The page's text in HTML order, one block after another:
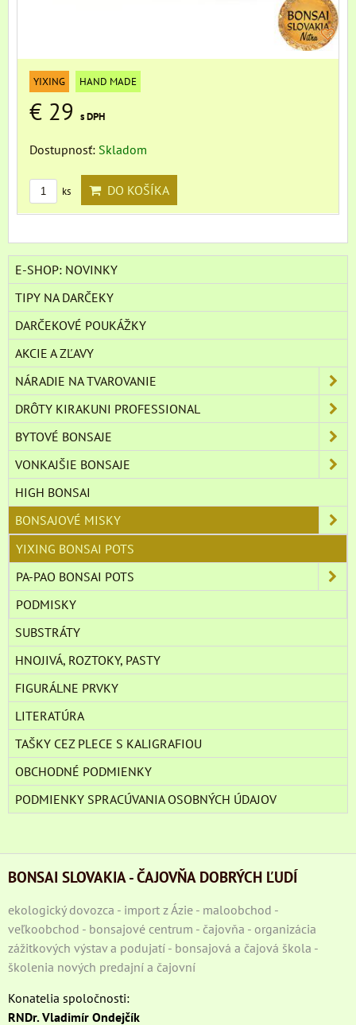
YIXING HAND MADE
€ 29 s DPH
Dostupnosť: Skladom
ks DO KOŠÍKA
E-SHOP: NOVINKY
TIPY NA DARČEKY
DARČEKOVÉ POUKÁŽKY
AKCIE A ZĽAVY
NÁRADIE NA TVAROVANIE
DRÔTY KIRAKUNI PROFESSIONAL
BYTOVÉ BONSAJE
VONKAJŠIE BONSAJE
HIGH BONSAI
BONSAJOVÉ MISKY
YIXING BONSAI POTS
PA-PAO BONSAI POTS
PODMISKY
SUBSTRÁTY
HNOJIVÁ, ROZTOKY, PASTY
FIGURÁLNE PRVKY
LITERATÚRA
TAŠKY CEZ PLECE S KALIGRAFIOU
OBCHODNÉ PODMIENKY
PODMIENKY SPRACÚVANIA OSOBNÝCH ÚDAJOV
BONSAI SLOVAKIA - ČAJOVŇA DOBRÝCH ĽUDÍ
ekologický dovozca - import z Ázie - maloobchod -
veľkoobchod - bonsajové centrum - čajovňa - organizácia
zážitkových výstav a podujatí - bonsajová a čajová škola -
školenia nových predajní a čajovní
Konatelia spoločnosti:
RNDr. Vladimír Ondejčík